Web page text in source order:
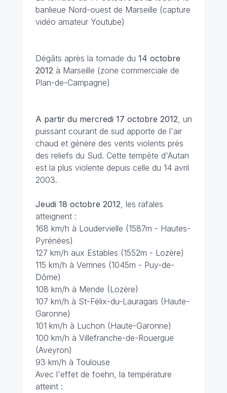
banlieue Nord-ouest de Marseille (capture
vidéo amateur Youtube)
Dégâts après la tornade du 14 octobre
2012 à Marseille (zone commerciale de
Plan-de-Campagne)
A partir du mercredi 17 octobre 2012, un
puissant courant de sud apporte de l'air
chaud et génère des vents violents près
des reliefs du Sud. Cette tempête d'Autan
est la plus violente depuis celle du 14 avril
2003.
Jeudi 18 octobre 2012, les rafales
atteignent :
168 km/h à Loudervielle (1587m - Hautes-
Pyrénées)
127 km/h aux Estables (1552m - Lozère)
115 km/h à Verrines (1045m - Puy-de-
Dôme)
108 km/h à Mende (Lozère)
107 km/h à St-Félix-du-Lauragais (Haute-
Garonne)
101 km/h à Luchon (Haute-Garonne)
100 km/h à Villefranche-de-Rouergue
(Aveyron)
93 km/h à Toulouse
Avec l'effet de foehn, la température
atteint :